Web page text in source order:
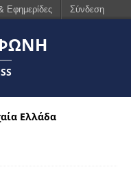
Ελλάδα
Εφημερίδες Σύνδεση